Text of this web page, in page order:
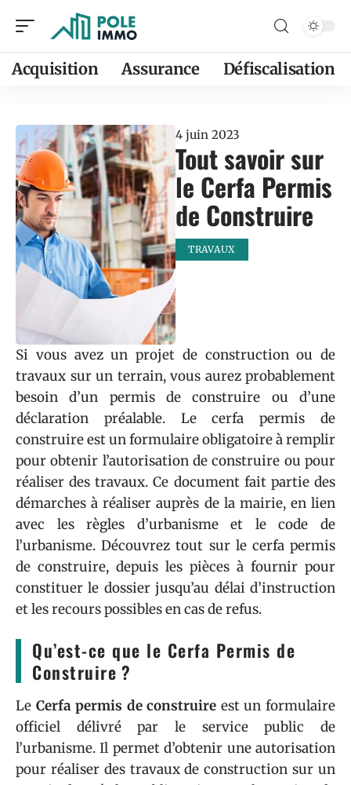
Acquisition Assurance Défiscalisation
4 juin 2023
Tout savoir sur
le Cerfa Permis
de Construire
TRAVAUX
Si vous avez un projet de construction ou de
travaux sur un terrain, vous aurez probablement
besoin d’un permis de construire ou d’une
déclaration préalable. Le cerfa permis de
construire est un formulaire obligatoire à remplir
pour obtenir l’autorisation de construire ou pour
réaliser des travaux. Ce document fait partie des
démarches à réaliser auprès de la mairie, en lien
avec les règles d’urbanisme et le code de
l’urbanisme. Découvrez tout sur le cerfa permis
de construire, depuis les pièces à fournir pour
constituer le dossier jusqu’au délai d’instruction
et les recours possibles en cas de refus.
Qu’est-ce que le Cerfa Permis de
Construire ?
Le Cerfa permis de construire est un formulaire
officiel délivré par le service public de
l’urbanisme. Il permet d’obtenir une autorisation
pour réaliser des travaux de construction sur un